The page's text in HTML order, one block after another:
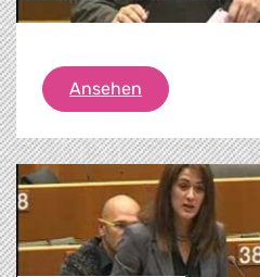
Ansehen EU action on